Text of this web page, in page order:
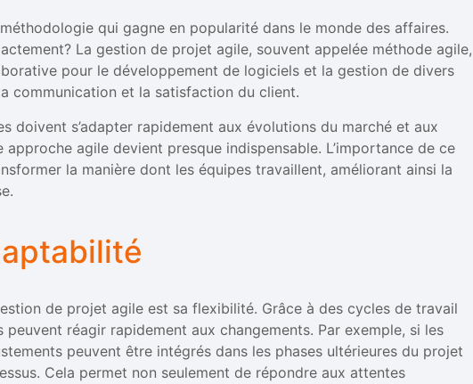
qui gagne en popularité dans le monde des affaires.
La gestion de projet agile, souvent appelée méthode agile,
pour le développement de logiciels et la gestion de divers
communication et la satisfaction du client.
doivent s’adapter rapidement aux évolutions du marché et aux
agile devient presque indispensable. L’importance de ce
la manière dont les équipes travaillent, améliorant ainsi la
de projet agile est sa flexibilité. Grâce à des cycles de travail
réagir rapidement aux changements. Par exemple, si les
peuvent être intégrés dans les phases ultérieures du projet
Cela permet non seulement de répondre aux attentes